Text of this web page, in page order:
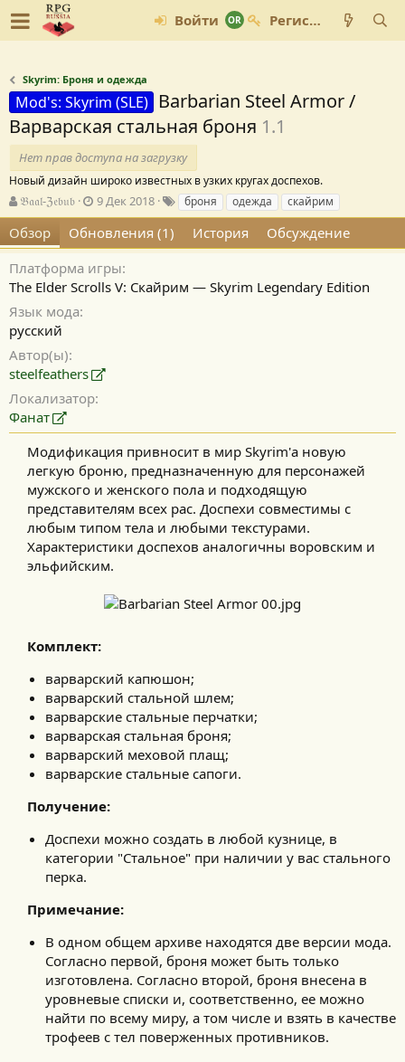
Войти Регистрация
Skyrim: Броня и одежда
Mod's: Skyrim (SLE)
Barbarian Steel Armor /
Варварская стальная броня 1.1
Нет прав доступа на загрузку
Новый дизайн широко известных в узких кругах доспехов.
А
в
т
о
р
𝔅𝔞𝔞𝔩-ℨ𝔢𝔟𝔲𝔟
Д
а
т
а
с
о
я
9 Дек 2018
е
и
броня одежда скайрим
Обзор Обновления (1) История
Обсуждение
Платформа игры
The Elder Scrolls V: Скайрим — Skyrim Legendary Edition
Язык мода
русский
Автор(ы)
steelfeathers
Локализатор
Фанат
Модификация привносит в мир Skyrim'а новую
легкую броню, предназначенную для персонажей
мужского и женского пола и подходящую
представителям всех рас. Доспехи совместимы с
любым типом тела и любыми текстурами.
Характеристики доспехов аналогичны воровским и
эльфийским.​
Комплект:
варварский капюшон;
варварский стальной шлем;
варварские стальные перчатки;
варварская стальная броня;
варварский меховой плащ;
варварские стальные сапоги.
Получение:
Доспехи можно создать в любой кузнице, в
категории "Стальное" при наличии у вас стального
перка.
Примечание:
В одном общем архиве находятся две версии мода.
Согласно первой, броня может быть только
изготовлена. Согласно второй, броня внесена в
уровневые списки и, соответственно, ее можно
найти по всему миру, а том числе и взять в качестве
трофеев с тел поверженных противников.